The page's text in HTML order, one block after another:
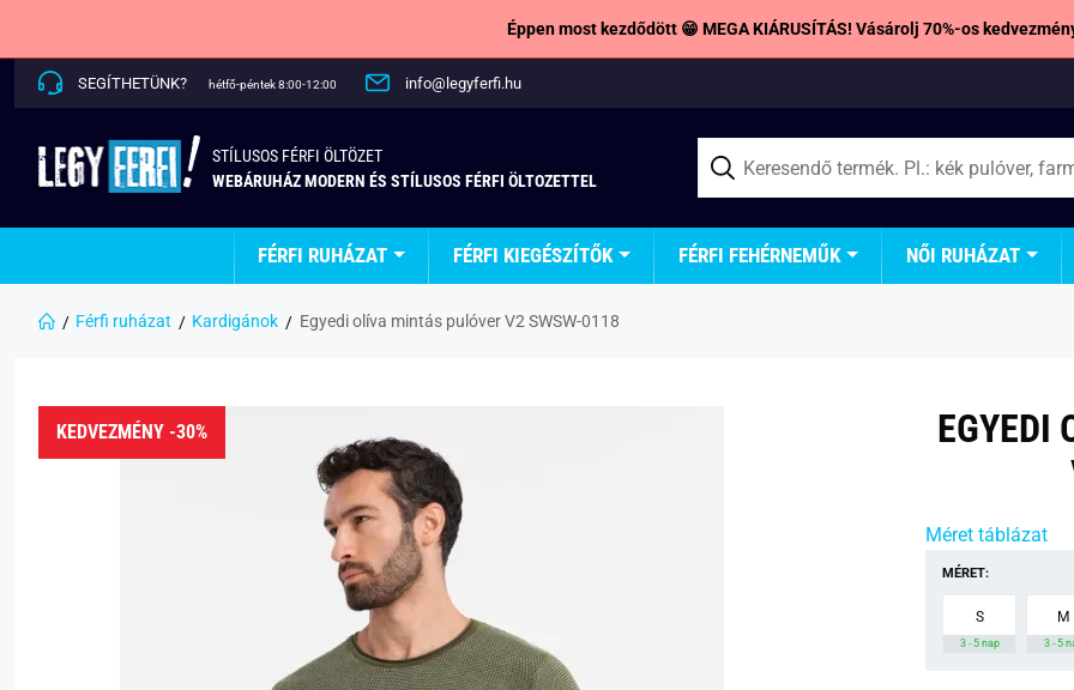
Éppen most kezdődött 😁 MEGA KIÁRUSÍTÁS! Vásárolj 70%-os
SEGÍTHETÜNK? hétfő-péntek 8:00-12:00 info@legyferfi.hu
STÍLUSOS FÉRFI ÖLTÖZET
WEBÁRUHÁZ MODERN ÉS STÍLUSOS FÉRFI ÖLTOZETTEL
FÉRFI RUHÁZAT FÉRFI KIEGÉSZÍTŐK FÉRFI FEHÉRNEMŰK NŐI RUHÁZAT
Férfi ruházat Kardigánok Egyedi olíva mintás pulóver V2 SWSW-0118
KEDVEZMÉNY -30%
EGYEDI
Méret táblázat
MÉRET:
S
3 - 5 nap
M
3 - 5